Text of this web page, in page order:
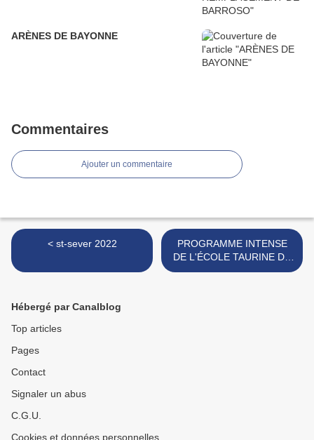
ARÈNES DE BAYONNE
Commentaires
Ajouter un commentaire
< st-sever 2022
PROGRAMME INTENSE
DE L'ÉCOLE TAURINE DU
PAYS D'ARLES >
Hébergé par Canalblog
Top articles
Pages
Contact
Signaler un abus
C.G.U.
Cookies et données personnelles